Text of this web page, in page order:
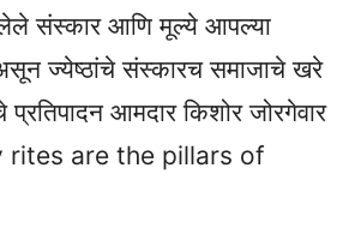
संस्कार आणि मूल्ये आपल्या
ज्येष्ठांचे संस्कारच समाजाचे खरे
आमदार किशोर जोरगेवार
rites are the pillars of